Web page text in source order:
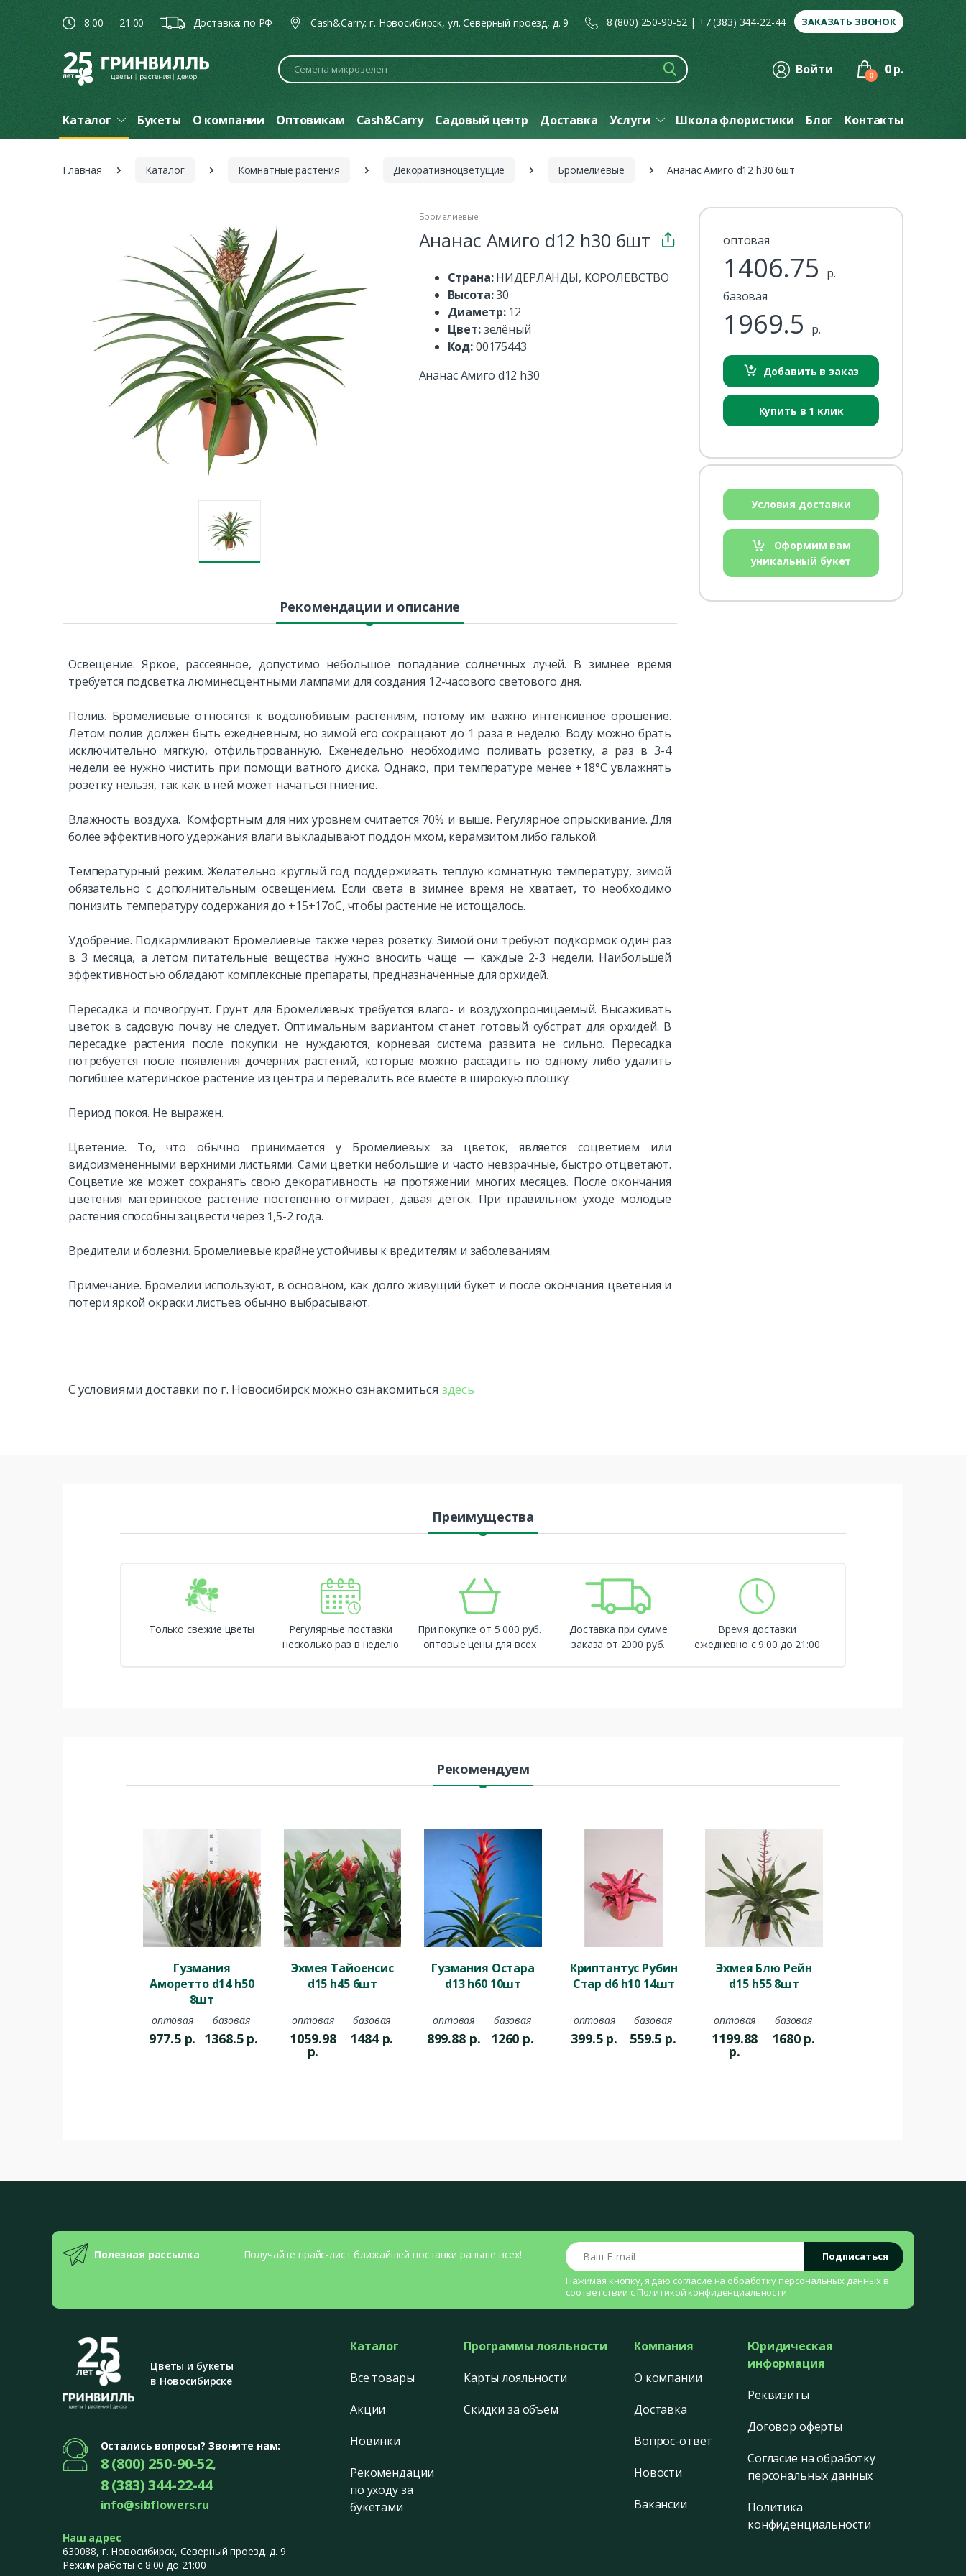
8:00 — 21:00 Доставка: по РФ Cash&Carry: г. Новосибирск, ул. Северный проезд, д. 9 8 (800) 250-90-52 | +7 (383) 344-22-44 ЗАКАЗАТЬ ЗВОНОК
Поиск Войти 0 0 р.
Каталог Букеты О компании Оптовикам Cash&Carry Садовый центр Доставка Услуги Школа флористики Блог Контакты
Главная Каталог Комнатные растения Декоративноцветущие Бромелиевые Ананас Амиго d12 h30 6шт
Бромелиевые
Ананас Амиго d12 h30 6шт
Страна:НИДЕРЛАНДЫ, КОРОЛЕВСТВО
Высота:30
Диаметр: 12
Цвет:зелёный
Код:00175443
Ананас Амиго d12 h30
оптовая
1406.75 р.
базовая
1969.5 р.
Добавить в заказ
Купить в 1 клик
Условия доставки
Оформим вам
уникальный букет
Рекомендации и описание
Освещение. Яркое, рассеянное, допустимо небольшое попадание солнечных лучей. В зимнее время
требуется подсветка люминесцентными лампами для создания 12-часового светового дня.
Полив. Бромелиевые относятся к водолюбивым растениям, потому им важно интенсивное орошение.
Летом полив должен быть ежедневным, но зимой его сокращают до 1 раза в неделю. Воду можно брать
исключительно мягкую, отфильтрованную. Еженедельно необходимо поливать розетку, а раз в 3-4
недели ее нужно чистить при помощи ватного диска. Однако, при температуре менее +18°С увлажнять
розетку нельзя, так как в ней может начаться гниение.
Влажность воздуха. Комфортным для них уровнем считается 70% и выше. Регулярное опрыскивание. Для
более эффективного удержания влаги выкладывают поддон мхом, керамзитом либо галькой.
Температурный режим. Желательно круглый год поддерживать теплую комнатную температуру, зимой
обязательно с дополнительным освещением. Если света в зимнее время не хватает, то необходимо
понизить температуру содержания до +15+17оС, чтобы растение не истощалось.
Удобрение. Подкармливают Бромелиевые также через розетку. Зимой они требуют подкормок один раз
в 3 месяца, а летом питательные вещества нужно вносить чаще — каждые 2-3 недели. Наибольшей
эффективностью обладают комплексные препараты, предназначенные для орхидей.
Пересадка и почвогрунт. Грунт для Бромелиевых требуется влаго- и воздухопроницаемый. Высаживать
цветок в садовую почву не следует. Оптимальным вариантом станет готовый субстрат для орхидей. В
пересадке растения после покупки не нуждаются, корневая система развита не сильно. Пересадка
потребуется после появления дочерних растений, которые можно рассадить по одному либо удалить
погибшее материнское растение из центра и перевалить все вместе в широкую плошку.
Период покоя. Не выражен.
Цветение. То, что обычно принимается у Бромелиевых за цветок, является соцветием или
видоизмененными верхними листьями. Сами цветки небольшие и часто невзрачные, быстро отцветают.
Соцветие же может сохранять свою декоративность на протяжении многих месяцев. После окончания
цветения материнское растение постепенно отмирает, давая деток. При правильном уходе молодые
растения способны зацвести через 1,5-2 года.
Вредители и болезни. Бромелиевые крайне устойчивы к вредителям и заболеваниям.
Примечание. Бромелии используют, в основном, как долго живущий букет и после окончания цветения и
потери яркой окраски листьев обычно выбрасывают.
С условиями доставки по г. Новосибирск можно ознакомиться здесь
Преимущества
Только свежие цветы
Регулярные поставки
несколько раз в неделю
При покупке от 5 000 руб.
оптовые цены для всех
Доставка при сумме
заказа от 2000 руб.
Время доставки
ежедневно с 9:00 до 21:00
Рекомендуем
Гузмания
Аморетто d14 h50
8шт
оптовая
977.5 р.
базовая
1368.5 р.
Эхмея Тайоенсис
d15 h45 6шт
оптовая
1059.98
р.
базовая
1484 р.
Гузмания Остара
d13 h60 10шт
оптовая
899.88 р.
базовая
1260 р.
Криптантус Рубин
Стар d6 h10 14шт
оптовая
399.5 р.
базовая
559.5 р.
Эхмея Блю Рейн
d15 h55 8шт
оптовая
1199.88
р.
базовая
1680 р.
Полезная рассылка Получайте прайс-лист ближайшей поставки раньше всех! Ваш E-mail
Подписаться
Нажимая кнопку, я даю согласие на обработку персональных данных в
соответствии с Политикой конфиденциальности
Цветы и букеты
в Новосибирске
Остались вопросы? Звоните нам:
8 (800) 250-90-52,
8 (383) 344-22-44
info@sibflowers.ru
Наш адрес
630088, г. Новосибирск, Северный проезд, д. 9
Режим работы с 8:00 до 21:00
Каталог
Все товары
Акции
Новинки
Рекомендации
по уходу за
букетами
Программы лояльности
Карты лояльности
Скидки за объем
Компания
О компании
Доставка
Вопрос-ответ
Новости
Вакансии
Юридическая
информация
Реквизиты
Договор оферты
Согласие на обработку
персональных данных
Политика
конфиденциальности